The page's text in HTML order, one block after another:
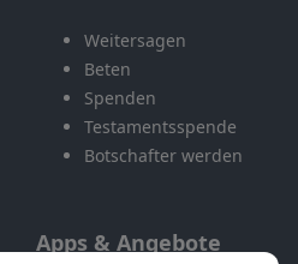
Weitersagen
Beten
Spenden
Testamentsspende
Botschafter werden
Apps & Angebote